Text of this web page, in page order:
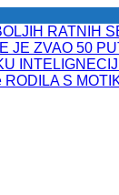
RATNIH
JE ZVAO 50
S